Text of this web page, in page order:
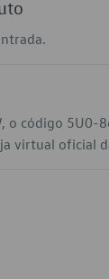
o código 5U0-
virtual oficial